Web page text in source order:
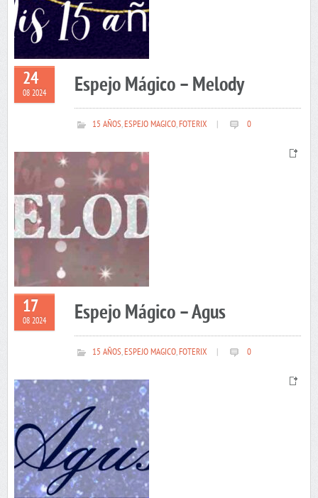
24
08 2024 Espejo Mágico – Melody
15 AÑOS,ESPEJO MAGICO,FOTERIX 0
17
08 2024 Espejo Mágico – Agus
15 AÑOS,ESPEJO MAGICO,FOTERIX 0